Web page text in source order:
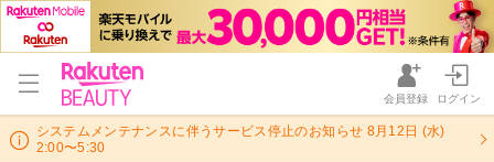
会員登録 ログイン
システムメンテナンスに伴うサービス停止のお知らせ 8月12日 (水)
2:00〜5:30